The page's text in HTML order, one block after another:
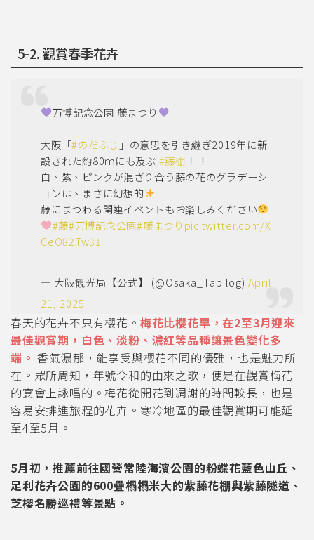
5-2. 觀賞春季花卉
万博記念公園 藤まつり
大阪「#のだふじ 」の意思を引き継ぎ2019年に新
設された約80ｍにも及ぶ #藤棚
白、紫、ピンクが混ざり合う藤の花のグラデーシ
ョンは、まさに幻想的
藤にまつわる関連イベントもお楽しみください
#藤#万博記念公園#藤まつり pic.twitter.com/X
CeO82Tw31
— 大阪観光局【公式】 (@Osaka_Tabilog)April
21, 2025
春天的花卉不只有櫻花。 梅花比櫻花早，在2至3月迎來
最佳觀賞期，白色、淡粉、濃紅等品種讓景色變化多
端。香氣濃郁，能享受與櫻花不同的優雅，也是魅力所
在。眾所周知，年號令和的由來之歌，便是在觀賞梅花
的宴會上詠唱的。梅花從開花到凋謝的時間較長，也是
容易安排進旅程的花卉。寒冷地區的最佳觀賞期可能延
至4至5月。
5月初，推薦前往國營常陸海濱公園的粉蝶花藍色山丘、
足利花卉公園的600疊榻榻米大的紫藤花棚與紫藤隧道、
芝櫻名勝巡禮等景點。